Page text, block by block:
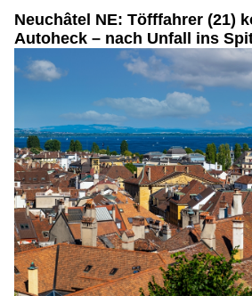
Neuchâtel NE: Töfffahrer (21)
Autoheck – nach Unfall ins